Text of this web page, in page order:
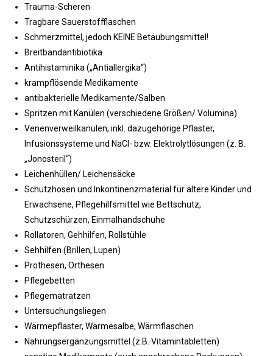
Trauma-Scheren
Tragbare Sauerstoffflaschen
Schmerzmittel, jedoch KEINE Betäubungsmittel!
Breitbandantibiotika
Antihistaminika („Antiallergika“)
krampflösende Medikamente
antibakterielle Medikamente/Salben
Spritzen mit Kanülen (verschiedene Größen/ Volumina)
Venenverweilkanülen, inkl. dazugehörige Pflaster,
Infusionssysteme und NaCl- bzw. Elektrolytlösungen (z. B.
„Jonosteril“)
Leichenhüllen/ Leichensäcke
Schutzhosen und Inkontinenzmaterial für ältere Kinder und
Erwachsene, Pflegehilfsmittel wie Bettschutz,
Schutzschürzen, Einmalhandschuhe
Rollatoren, Gehhilfen, Rollstühle
Sehhilfen (Brillen, Lupen)
Prothesen, Orthesen
Pflegebetten
Pflegematratzen
Untersuchungsliegen
Wärmepflaster, Wärmesalbe, Wärmflaschen
Nahrungsergänzungsmittel (z.B. Vitamintabletten)